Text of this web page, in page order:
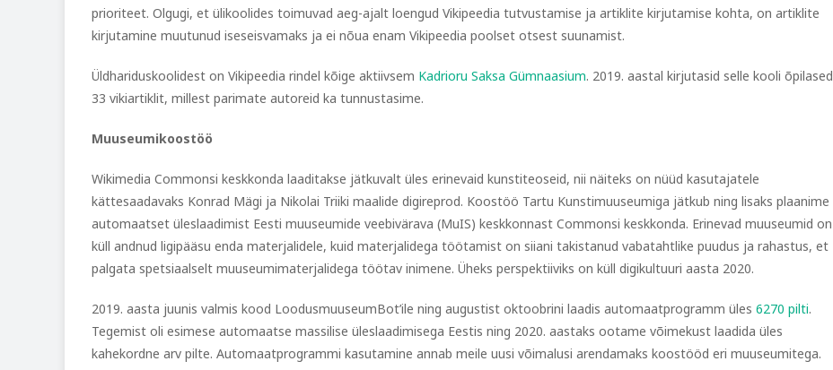
prioriteet. Olgugi, et ülikoolides toimuvad aeg-ajalt loengud Vikipeedia tutvustamise ja artiklite kirjutamise kohta, on artiklite
kirjutamine muutunud iseseisvamaks ja ei nõua enam Vikipeedia poolset otsest suunamist.
Üldhariduskoolidest on Vikipeedia rindel kõige aktiivsem Kadrioru Saksa Gümnaasium. 2019. aastal kirjutasid selle kooli õpilased
33 vikiartiklit, millest parimate autoreid ka tunnustasime.
Muuseumikoostöö
Wikimedia Commonsi keskkonda laaditakse jätkuvalt üles erinevaid kunstiteoseid, nii näiteks on nüüd kasutajatele
kättesaadavaks Konrad Mägi ja Nikolai Triiki maalide digireprod. Koostöö Tartu Kunstimuuseumiga jätkub ning lisaks plaanime
automaatset üleslaadimist Eesti muuseumide veebivärava (MuIS) keskkonnast Commonsi keskkonda. Erinevad muuseumid on
küll andnud ligipääsu enda materjalidele, kuid materjalidega töötamist on siiani takistanud vabatahtlike puudus ja rahastus, et
palgata spetsiaalselt muuseumimaterjalidega töötav inimene. Üheks perspektiiviks on küll digikultuuri aasta 2020.
2019. aasta juunis valmis kood LoodusmuuseumBot’ile ning augustist oktoobrini laadis automaatprogramm üles 6270 pilti.
Tegemist oli esimese automaatse massilise üleslaadimisega Eestis ning 2020. aastaks ootame võimekust laadida üles
kahekordne arv pilte. Automaatprogrammi kasutamine annab meile uusi võimalusi arendamaks koostööd eri muuseumitega.